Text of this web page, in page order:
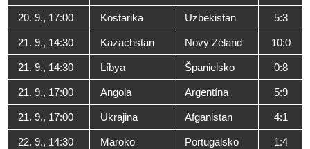
20. 9., 17:00 Kostarika Uzbekistan 5:3
21. 9., 14:30 Kazachstan Nový Zéland 10:0
21. 9., 14:30 Líbya Španielsko 0:8
21. 9., 17:00 Angola Argentína 5:9
21. 9., 17:00 Ukrajina Afganistan 4:1
22. 9., 14:30 Maroko Portugalsko 1:4